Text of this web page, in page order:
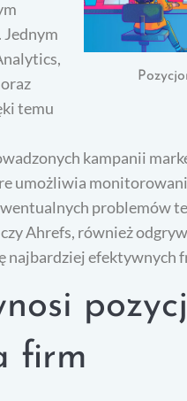
temu
kampanii
umożliwia
problemów
Ahrefs, również
efektywnych
firm